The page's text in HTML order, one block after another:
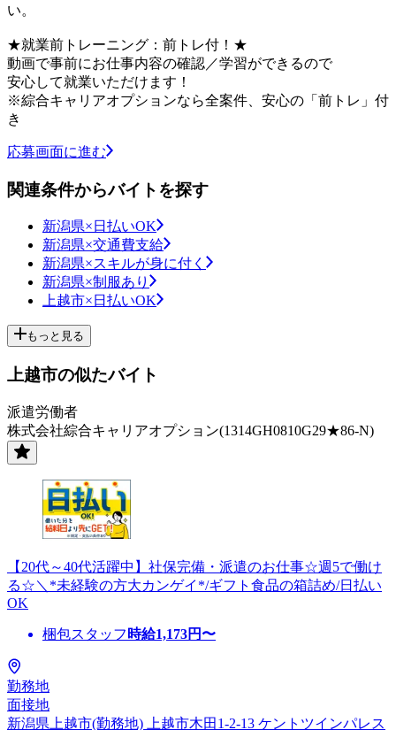
い。
★就業前トレーニング：前トレ付！★
動画で事前にお仕事内容の確認／学習ができるので
安心して就業いただけます！
※綜合キャリアオプションなら全案件、安心の「前トレ」付
き
応募画面に進む
関連条件からバイトを探す
新潟県×日払いOK
新潟県×交通費支給
新潟県×スキルが身に付く
新潟県×制服あり
上越市×日払いOK
もっと見る
上越市の似たバイト
派遣労働者
株式会社綜合キャリアオプション(1314GH0810G29★86-N)
【20代～40代活躍中】社保完備・派遣のお仕事☆週5で働け
る☆＼*未経験の方大カンゲイ*/ギフト食品の箱詰め/日払い
OK
梱包スタッフ 時給1,173円〜
勤務地
面接地
新潟県上越市(勤務地) 上越市木田1-2-13 ケントツインパレス